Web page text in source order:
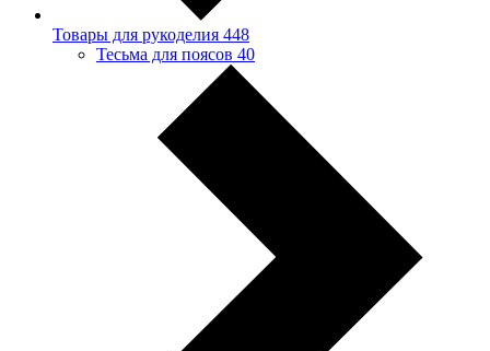
Товары для рукоделия 448
Тесьма для поясов 40